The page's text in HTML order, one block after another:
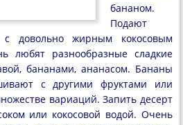
бананом.
Подают
с довольно жирным кокосовым
любят разнообразные сладкие
бананами, ананасом. Бананы
с другими фруктами или
вариаций. Запить десерт
или кокосовой водой. Очень